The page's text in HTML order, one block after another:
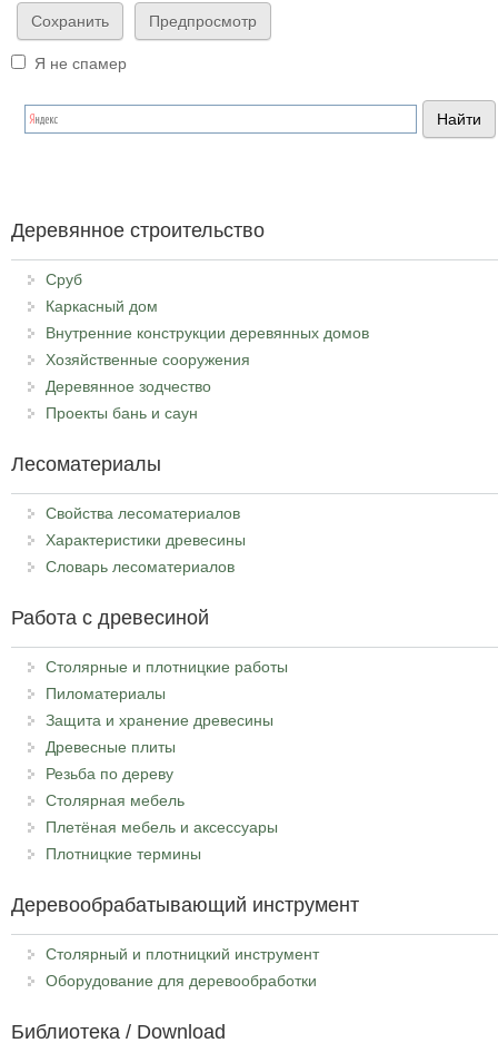
Я не спамер
Я спамер
Деревянное строительство
Сруб
Каркасный дом
Внутренние конструкции деревянных домов
Хозяйственные сооружения
Деревянное зодчество
Проекты бань и саун
Лесоматериалы
Свойства лесоматериалов
Характеристики древесины
Словарь лесоматериалов
Работа с древесиной
Столярные и плотницкие работы
Пиломатериалы
Защита и хранение древесины
Древесные плиты
Резьба по дереву
Столярная мебель
Плетёная мебель и аксессуары
Плотницкие термины
Деревообрабатывающий инструмент
Столярный и плотницкий инструмент
Оборудование для деревообработки
Библиотека / Download